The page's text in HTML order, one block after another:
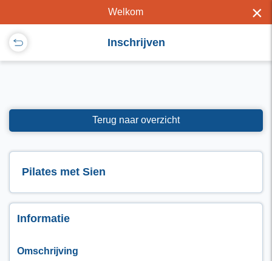
Welkom ×
Inschrijven
Terug naar overzicht
Pilates met Sien
Informatie
Omschrijving